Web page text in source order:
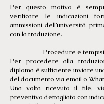
Per questo motivo è
verificare le indicazioni
ammissioni dell’università
con la traduzione.
Procedure e
Per procedere alla
diploma è sufficiente inviare
del documento via email o
Una volta ricevuto il file,
preventivo dettagliato con